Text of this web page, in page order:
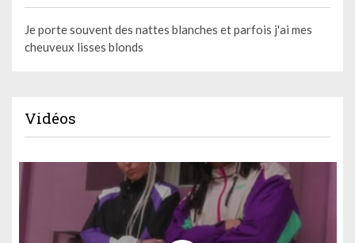
Je porte souvent des nattes blanches et parfois j'ai mes
cheuveux lisses blonds
Vidéos